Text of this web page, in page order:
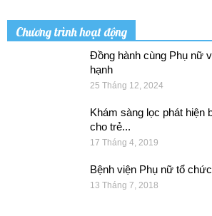
Chương trình hoạt động
Đồng hành cùng Phụ nữ
hạnh
25 Tháng 12, 2024
Khám sàng lọc phát hiện
cho trẻ...
17 Tháng 4, 2019
Bệnh viện Phụ nữ tổ
13 Tháng 7, 2018